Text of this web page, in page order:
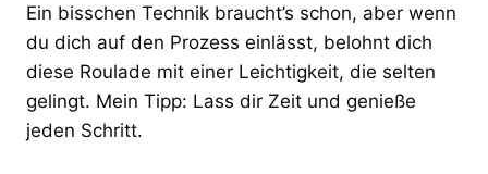
Ein bisschen Technik braucht’s schon, aber wenn
du dich auf den Prozess einlässt, belohnt dich
diese Roulade mit einer Leichtigkeit, die selten
gelingt. Mein Tipp: Lass dir Zeit und genieße
jeden Schritt.